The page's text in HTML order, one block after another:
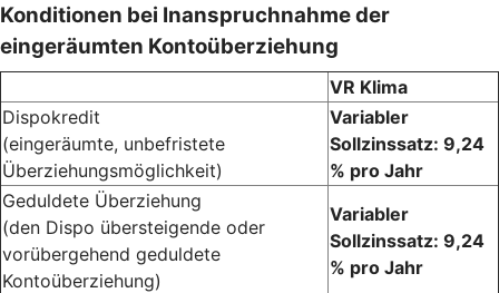
Konditionen bei Inanspruchnahme der
eingeräumten Kontoüberziehung
VR Klima
Dispokredit
(eingeräumte, unbefristete
Überziehungsmöglichkeit)
Variabler
Sollzinssatz: 9,24
% pro Jahr
Geduldete Überziehung
(den Dispo übersteigende oder
vorübergehend geduldete
Kontoüberziehung)
Variabler
Sollzinssatz: 9,24
% pro Jahr